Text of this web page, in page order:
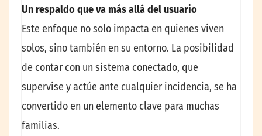
Un respaldo que va más allá del usuario
Este enfoque no solo impacta en quienes viven
solos, sino también en su entorno. La posibilidad
de contar con un sistema conectado, que
supervise y actúe ante cualquier incidencia, se ha
convertido en un elemento clave para muchas
familias.